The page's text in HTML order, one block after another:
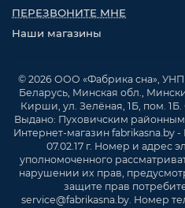
ПЕРЕЗВОНИТЕ МНЕ
Наши магазины
© 2026 ООО «Фабрика сна», УНП
Беларусь, Минская обл.,
Кирши, ул. Зелёная, 1Б, пом. 1Б.
Выдано: Пуховичским
Интернет-магазин fabrikasna.by
07.02.17 г. Номер и адрес
уполномоченного
нарушении их прав,
защите прав
service@fabrikasna.by. Номер